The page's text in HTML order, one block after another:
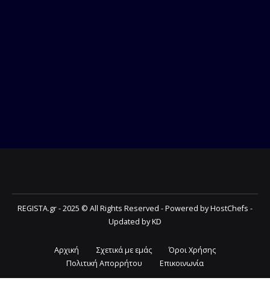
REGISTA.gr - 2025 © All Rights Reserved - Powered by HostChefs -
Updated by KD
Αρχική Σχετικά με εμάς
Όροι Χρήσης
Πολιτική Απορρήτου
Επικοινωνία